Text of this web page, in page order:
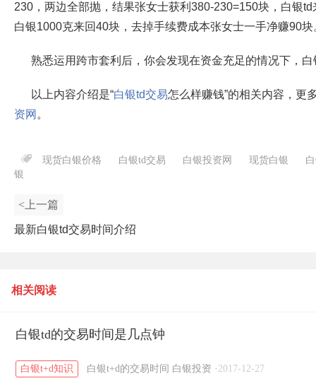
230，两边全部抛，结果张女士获利380-230=150块，白银
白银1000克来回40块，去掉手续费成本张女士一手净赚90块
熟悉运用跨市套利后，你会发现在资金充足的情况下，
以上内容介绍是“白银td交易怎么样赚钱”的相关内容，更
资网 。
现货白银价格 白银td交易 白银投资网 现货白银
银
<上一篇
最新白银td交易时间介绍
相关阅读
白银td的交易时间是几点钟
白银t+d知识 白银t+d的交易时间 白银投资 · 2017-12-27